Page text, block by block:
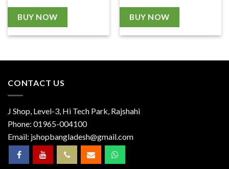
BUY NOW BUY NOW
CONTACT US
J Shop, Level-3, Hi Tech Park, Rajshahi
Phone: 01965-004100
Email: jshopbangladesh@gmail.com